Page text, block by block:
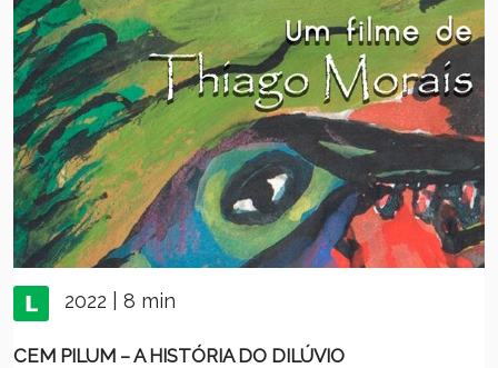
2022 | 8 min
CEM PILUM – A HISTÓRIA DO DILÚVIO